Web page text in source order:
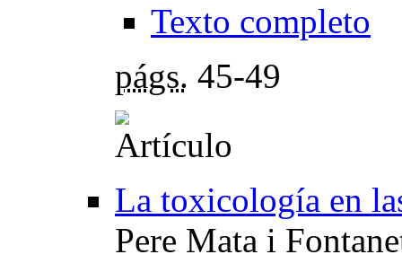
Texto completo
págs. 45-49
La toxicología en
Pere Mata i